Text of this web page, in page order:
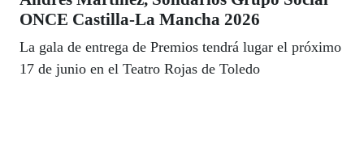
ONCE Castilla-La Mancha 2026
La gala de entrega de Premios tendrá lugar el próximo
17 de junio en el Teatro Rojas de Toledo